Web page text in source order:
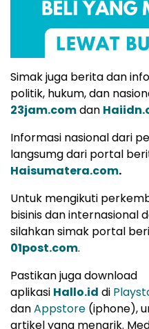
Simak juga berita dan
politik, hukum, dan
23jam.comdan
Informasi nasional dari
langsumg dari portal
Haisumatera.com.
Untuk mengikuti
bisinis dan internasional
silahkan simak portal
01post.com.
Pastikan juga download
aplikasi Hallo.id di
danAppstore (iphone),
artikel yang menarik.